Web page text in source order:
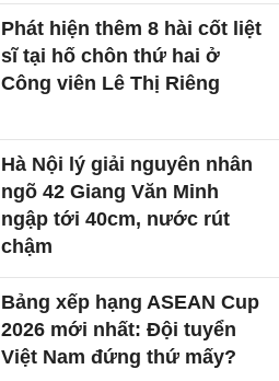
Phát hiện thêm 8 hài cốt liệt
sĩ tại hố chôn thứ hai ở
Công viên Lê Thị Riêng
Hà Nội lý giải nguyên nhân
ngõ 42 Giang Văn Minh
ngập tới 40cm, nước rút
chậm
Bảng xếp hạng ASEAN Cup
2026 mới nhất: Đội tuyển
Việt Nam đứng thứ mấy?